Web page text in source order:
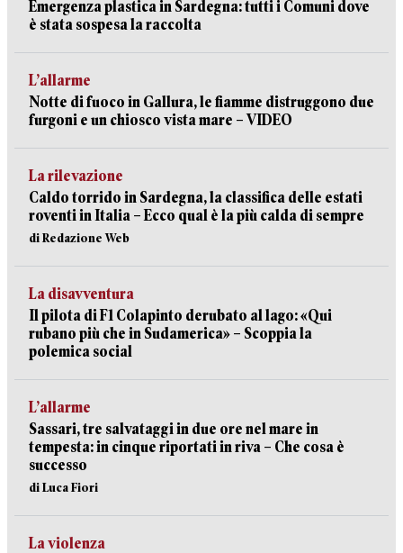
Emergenza plastica in Sardegna: tutti i Comuni dove
è stata sospesa la raccolta
L’allarme
Notte di fuoco in Gallura, le fiamme distruggono due
furgoni e un chiosco vista mare – VIDEO
La rilevazione
Caldo torrido in Sardegna, la classifica delle estati
roventi in Italia – Ecco qual è la più calda di sempre
di Redazione Web
La disavventura
Il pilota di F1 Colapinto derubato al lago: «Qui
rubano più che in Sudamerica» – Scoppia la
polemica social
L’allarme
Sassari, tre salvataggi in due ore nel mare in
tempesta: in cinque riportati in riva – Che cosa è
successo
di Luca Fiori
La violenza